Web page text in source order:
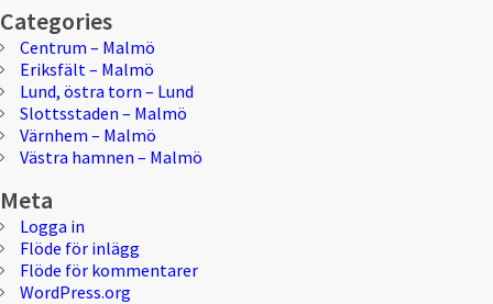
Categories
Centrum – Malmö
Eriksfält – Malmö
Lund, östra torn – Lund
Slottsstaden – Malmö
Värnhem – Malmö
Västra hamnen – Malmö
Meta
Logga in
Flöde för inlägg
Flöde för kommentarer
WordPress.org